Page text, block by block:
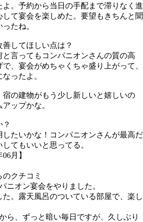
。予約から当日の手配まで滞りなく進
て宴会を楽しめた。要望もきちんと聞
たね。
してほしい点は？
言ってもコンパニオンさんの質の高
、宴会がめちゃくちゃ盛り上がって、
ったよ。
の建物がもう少し新しいと嬉しいの
ップかな。
したいかな！コンパニオンさんが最高だ
てもいいと思ってる。
月】
のクチコミ
ニオン宴会をやりました。
。露天風呂のついている部屋で、楽し
ら、ずっと暗い毎日ですが、久しぶり